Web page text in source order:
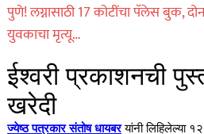
पुणे! लग्नासाठी 17 कोटींचा पॅलेस बुक,
युवकाचा मृत्यू…